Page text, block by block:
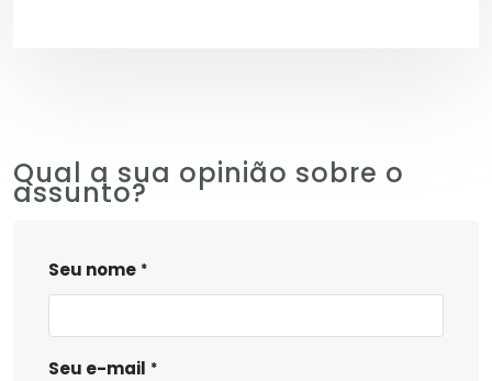
Qual a sua opinião sobre o
assunto?
Seu nome
Seu e-mail